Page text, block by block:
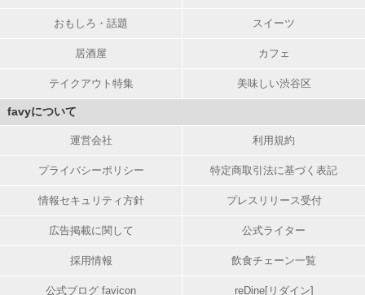
おもしろ・話題 スイーツ
居酒屋 カフェ
テイクアウト特集 美味しい渋谷区
favyについて
運営会社 利用規約
プライバシーポリシー 特定商取引法に基づく表記
情報セキュリティ方針 プレスリリース受付
広告掲載に関して 公式ライター
採用情報 飲食チェーン一覧
公式ブログ favicon reDine[リダイン]